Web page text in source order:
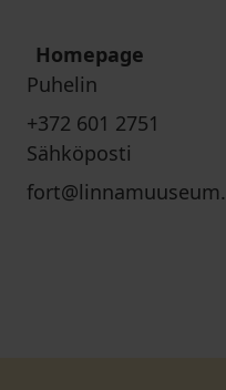
Homepage
Puhelin
+372 601 2751
Sähköposti